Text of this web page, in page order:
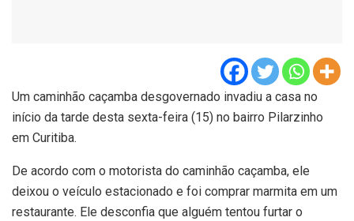
Um caminhão caçamba desgovernado invadiu a casa no
início da tarde desta sexta-feira (15) no bairro Pilarzinho
em Curitiba.
De acordo com o motorista do caminhão caçamba, ele
deixou o veículo estacionado e foi comprar marmita em um
restaurante. Ele desconfia que alguém tentou furtar o